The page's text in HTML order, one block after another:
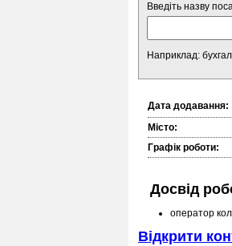
Введіть назву
Наприклад:
Дата додавання:
Місто:
Графік роботи:
Досвід
оператор
Відкрити